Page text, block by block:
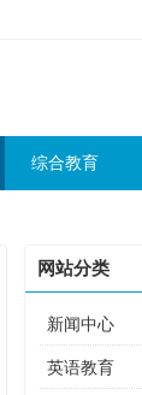
综合教育
网站分类
新闻中心
英语教育